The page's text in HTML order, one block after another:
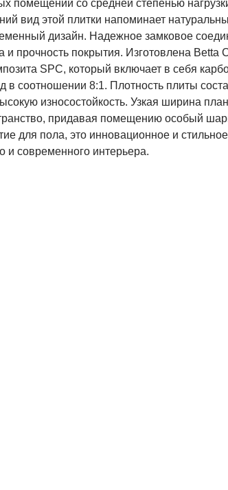
помещений со средней степенью
вид этой плитки напоминает
дизайн. Надежное замковое
и прочность покрытия. Изготовлена Betta
SPC, который включает в себя
в соотношении 8:1. Плотность плиты
износостойкость. Узкая ширина
придавая помещению особый
для пола, это инновационное и
и современного интерьера.